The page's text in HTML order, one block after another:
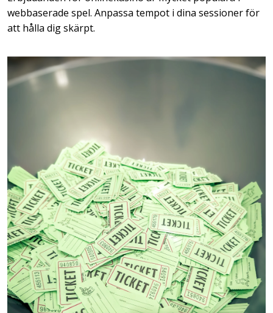
webbaserade spel. Anpassa tempot i dina sessioner för
att hålla dig skärpt.